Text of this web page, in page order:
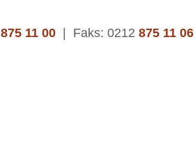
875 11 00 Faks: 0212 875 11 06